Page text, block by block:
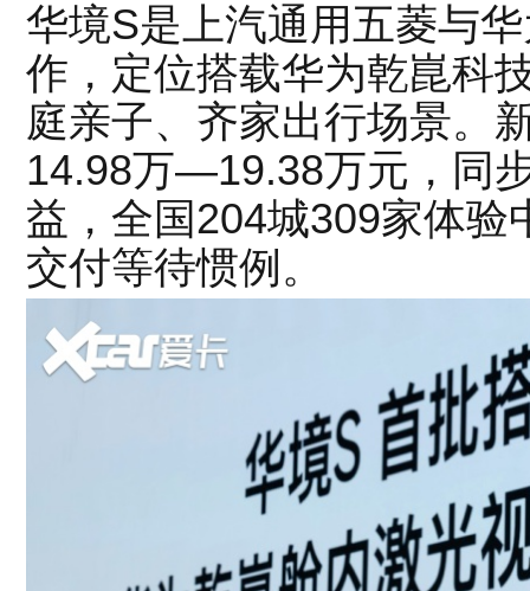
华境S是上汽通用五菱与
作，定位搭载华为乾崑科
庭亲子、齐家出行场景。
14.98万—19.38万元，同
益，全国204城309家体验
交付等待惯例。